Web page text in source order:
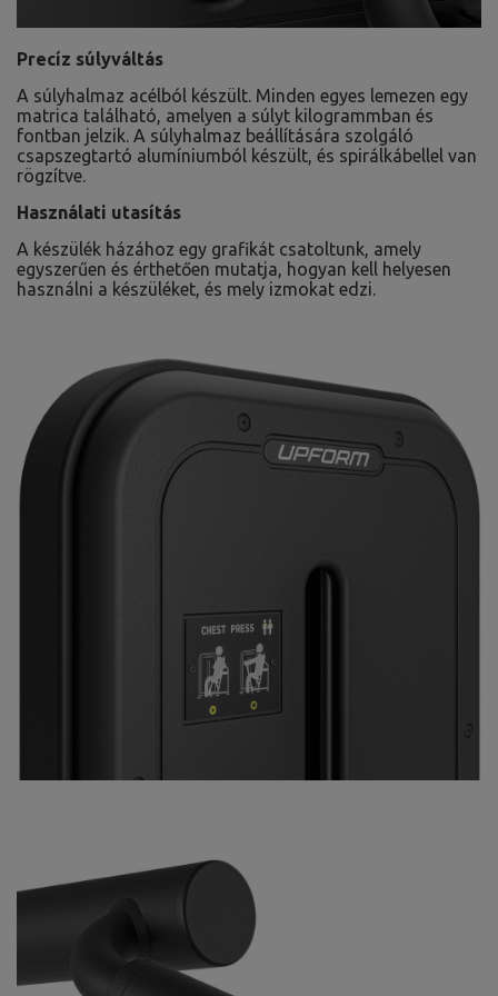
Precíz súlyváltás
A súlyhalmaz acélból készült. Minden egyes lemezen egy
matrica található, amelyen a súlyt kilogrammban és
fontban jelzik. A súlyhalmaz beállítására szolgáló
csapszegtartó alumíniumból készült, és spirálkábellel van
rögzítve.
Használati utasítás
A készülék házához egy grafikát csatoltunk, amely
egyszerűen és érthetően mutatja, hogyan kell helyesen
használni a készüléket, és mely izmokat edzi.